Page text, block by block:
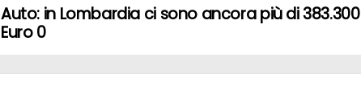
Auto: in Lombardia ci sono ancora più di 383.300
Euro 0